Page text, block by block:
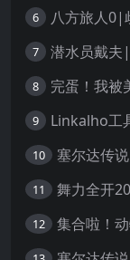
6 八方旅人
7 潜水员戴
8 完蛋！我
9 Linkalho工
10
11 舞力全开
12